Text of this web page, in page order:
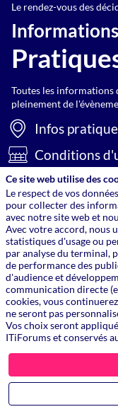
Le rendez-vous des
Informations
Toutes les informations
pleinement de
Infos
Conditions
Contact
Retrouvez
Nous
Toutes les informations
pleinement de
ITiForums
Le Cercle IT
Ce site web utilise des
Le respect de vos
pour collecter des
avec notre site web et
Avec votre accord, nous
statistiques d'usage ou
par analyse du terminal,
de performance des
d'audience et
communication directe
cookies, vous
ne seront pas
Vos choix seront
ITiForums et conservés